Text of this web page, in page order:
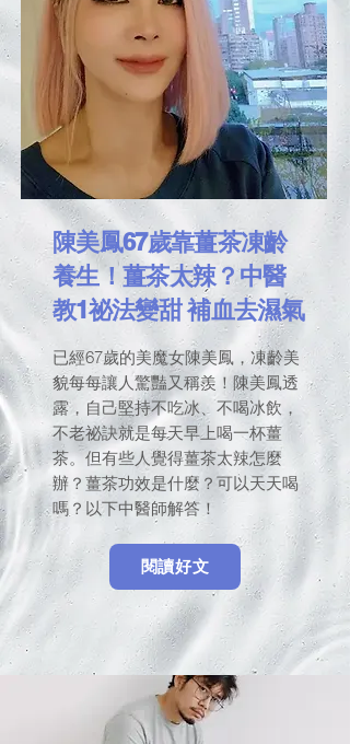
陳美鳳67歲靠薑茶凍齡
養生！薑茶太辣？中醫
教1祕法變甜 補血去濕氣
已經67歲的美魔女陳美鳳，凍齡美
貌每每讓人驚豔又稱羨！陳美鳳透
露，自己堅持不吃冰、不喝冰飲，
不老祕訣就是每天早上喝一杯薑
茶。但有些人覺得薑茶太辣怎麼
辦？薑茶功效是什麼？可以天天喝
嗎？以下中醫師解答！
閱讀好文